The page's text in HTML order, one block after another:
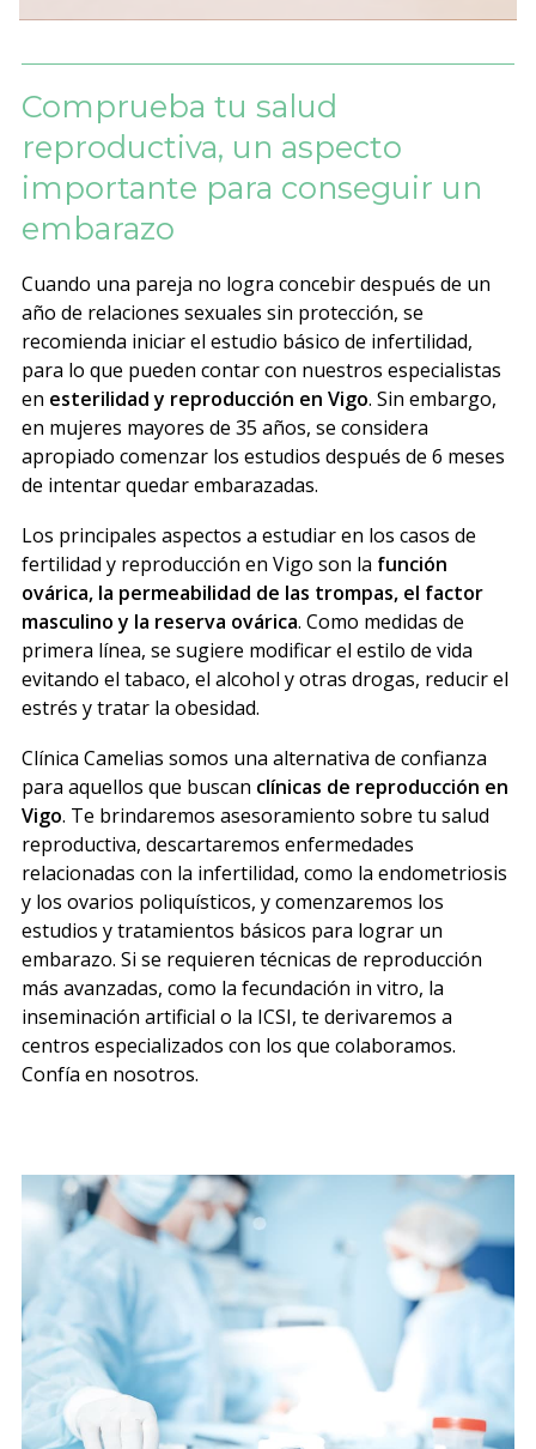
Comprueba tu salud
reproductiva, un aspecto
importante para conseguir un
embarazo
Cuando una pareja no logra concebir después de un
año de relaciones sexuales sin protección, se
recomienda iniciar el estudio básico de infertilidad,
para lo que pueden contar con nuestros especialistas
en esterilidad y reproducción en Vigo. Sin embargo,
en mujeres mayores de 35 años, se considera
apropiado comenzar los estudios después de 6 meses
de intentar quedar embarazadas.
Los principales aspectos a estudiar en los casos de
fertilidad y reproducción en Vigo son la función
ovárica, la permeabilidad de las trompas, el factor
masculino y la reserva ovárica. Como medidas de
primera línea, se sugiere modificar el estilo de vida
evitando el tabaco, el alcohol y otras drogas, reducir el
estrés y tratar la obesidad.
Clínica Camelias somos una alternativa de confianza
para aquellos que buscan clínicas de reproducción en
Vigo. Te brindaremos asesoramiento sobre tu salud
reproductiva, descartaremos enfermedades
relacionadas con la infertilidad, como la endometriosis
y los ovarios poliquísticos, y comenzaremos los
estudios y tratamientos básicos para lograr un
embarazo. Si se requieren técnicas de reproducción
más avanzadas, como la fecundación in vitro, la
inseminación artificial o la ICSI, te derivaremos a
centros especializados con los que colaboramos.
Confía en nosotros.